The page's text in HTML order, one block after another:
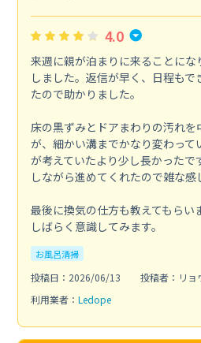
4.0
来週に親が泊まりに来ることにな
しました。返信が早く、日程も
たので助かりました。
床の黒ずみとドアまわりの汚れ
が、細かい溝までかなり変わって
が考えていたより少し長かったで
しながら進めてくれたので雑な感
最後に換気の仕方も教えてもらい
しばらく意識してみます。
お風呂清掃
投稿日：2026/06/13
投稿者：リョ
利用業者： Ledope